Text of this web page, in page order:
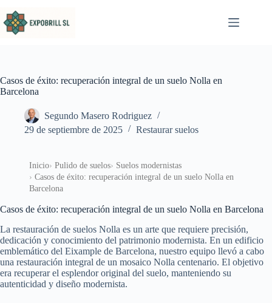
Casos de éxito: recuperación integral de un suelo Nolla en
Barcelona
Segundo Masero Rodriguez
29 de septiembre de 2025
Restaurar suelos
Inicio Pulido de suelos
Suelos modernistas
Casos de éxito: recuperación integral de un suelo Nolla en
Barcelona
Casos de éxito: recuperación integral de un suelo Nolla en Barcelona
La restauración de suelos Nolla es un arte que requiere precisión,
dedicación y conocimiento del patrimonio modernista. En un edificio
emblemático del Eixample de Barcelona, nuestro equipo llevó a cabo
una restauración integral de un mosaico Nolla centenario. El objetivo
era recuperar el esplendor original del suelo, manteniendo su
autenticidad y diseño modernista.